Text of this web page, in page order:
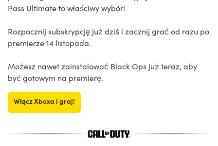
Pass Ultimate to właściwy wybór!
Rozpocznij subskrypcję już dziś i zacznij grać od razu po
premierze 14 listopada.
Możesz nawet zainstalować Black Ops już teraz, aby
być gotowym na premierę.
Włącz Xboxa i graj!